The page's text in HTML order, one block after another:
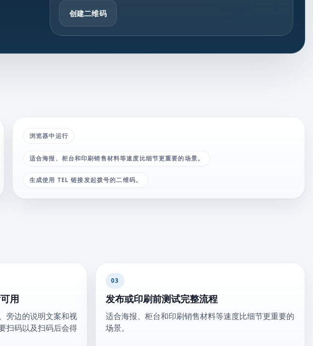
创建二维码
浏览器中运行
适合海报、柜台和印刷销售材料等速度比细节更重要的场景。
生成使用 TEL 链接发起拨号的二维码。
用
旁边的说明文案和视
扫码以及扫码后会得
03
发布或印刷前测试完整流程
适合海报、柜台和印刷销售材料等速度比细节更重要的
场景。